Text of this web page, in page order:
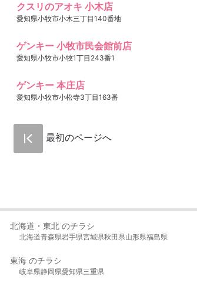
クスリのアオキ 小木店
愛知県小牧市小木三丁目140番地
ゲンキー 小牧市民会館前店
愛知県小牧市小牧1丁目243番1
ゲンキー 本庄店
愛知県小牧市小松寺3丁目163番
最初のページへ
北海道・東北 のチラシ
北海道青森県岩手県宮城県秋田県山形県福島県
東海 のチラシ
岐阜県静岡県愛知県三重県